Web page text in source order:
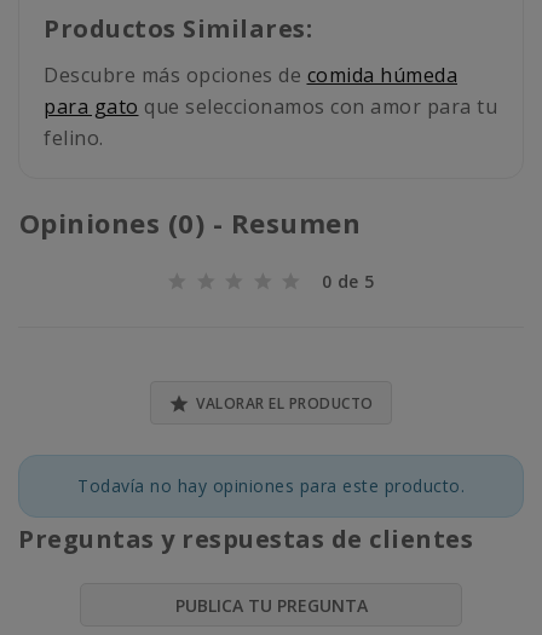
Productos Similares:
Descubre más opciones de comida húmeda
para gato que seleccionamos con amor para tu
felino.
Opiniones (0) - Resumen
0 de 5
 VALORAR EL PRODUCTO
Todavía no hay opiniones para este producto.
Preguntas y respuestas de clientes
PUBLICA TU PREGUNTA